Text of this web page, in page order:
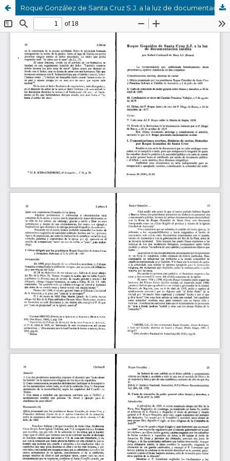
Roque González de Santa Cruz S.J. a la luz de documentación inédita